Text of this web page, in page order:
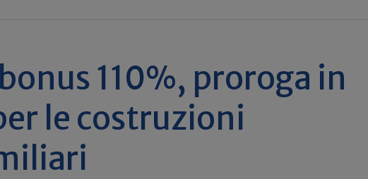
110%, proroga in
le costruzioni